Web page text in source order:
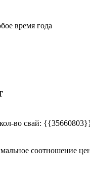
время года
соотношение